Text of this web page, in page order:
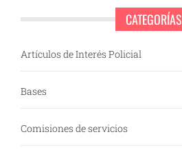
CATEGORÍAS
Artículos de Interés Policial
Bases
Comisiones de servicios